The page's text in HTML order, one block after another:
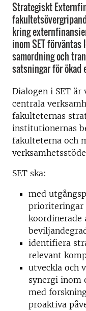
Strategiskt
kring
inom SET
samordning och
satsningar för
Dialogen i SET
centrala
fakulteternas
institutionernas
fakulteterna och
SET ska:
med
prioriteringar
koordinerade
identifiera
relevant
utveckla och
synergi inom
med
proaktiva